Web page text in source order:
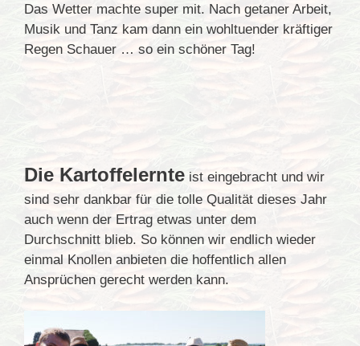
Das Wetter machte super mit. Nach getaner Arbeit,
Musik und Tanz kam dann ein wohltuender kräftiger
Regen Schauer … so ein schöner Tag!
Die Kartoffelernte ist eingebracht und wir
sind sehr dankbar für die tolle Qualität dieses Jahr
auch wenn der Ertrag etwas unter dem
Durchschnitt blieb. So können wir endlich wieder
einmal Knollen anbieten die hoffentlich allen
Ansprüchen gerecht werden kann.